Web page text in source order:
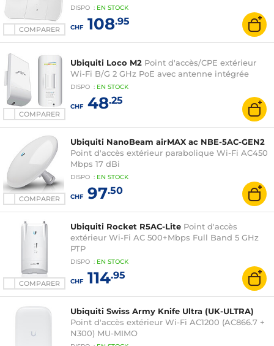
COMPARER
DISPO : EN STOCK
CHF108.95
COMPARER
Ubiquiti Loco M2 Point d'accès/CPE extérieur
Wi-Fi B/G 2 GHz PoE avec antenne intégrée
DISPO : EN STOCK
CHF48.25
COMPARER
Ubiquiti NanoBeam airMAX ac NBE-5AC-GEN2
Point d'accès extérieur parabolique Wi-Fi AC450
Mbps 17 dBi
DISPO : EN STOCK
CHF97.50
COMPARER
Ubiquiti Rocket R5AC-Lite Point d'accès
extérieur Wi-Fi AC 500+Mbps Full Band 5 GHz
PTP
DISPO : EN STOCK
CHF114.95
Ubiquiti Swiss Army Knife Ultra (UK-ULTRA)
Point d'accès extérieur Wi-Fi AC1200 (AC866.7 +
N300) MU-MIMO